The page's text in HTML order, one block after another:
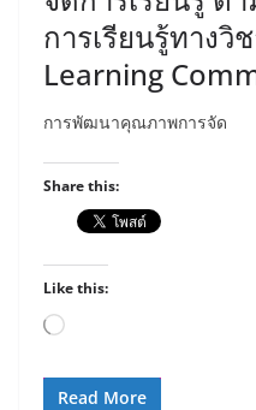
การเรียนรู้ทางวิ
Learning
การพัฒนาคุณภาพการจัด
Share this:
Like this:
Loading…
Read More